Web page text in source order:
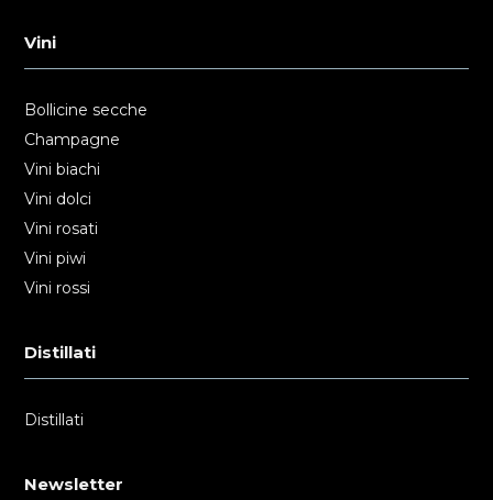
Vini
Bollicine secche
Champagne
Vini biachi
Vini dolci
Vini rosati
Vini piwi
Vini rossi
Distillati
Distillati
Newsletter